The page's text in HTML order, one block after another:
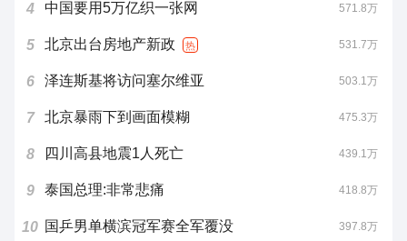
4 中国要用5万亿织一张网 571.8万
5 北京出台房地产新政 热 531.7万
6 泽连斯基将访问塞尔维亚 503.1万
7 北京暴雨下到画面模糊 475.3万
8 四川高县地震1人死亡 439.1万
9 泰国总理:非常悲痛 418.8万
10 国乒男单横滨冠军赛全军覆没 397.8万